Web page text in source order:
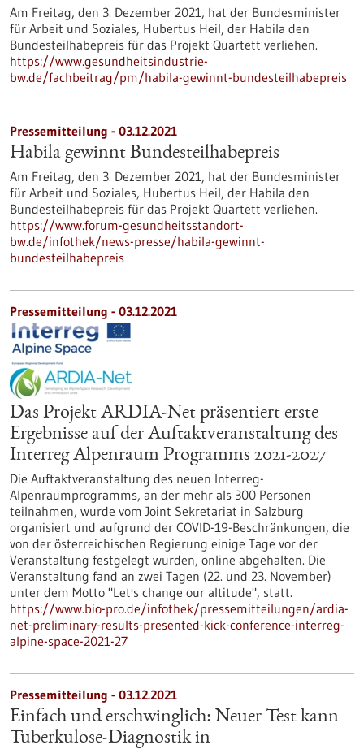
Am Freitag, den 3. Dezember 2021, hat der Bundesminister
für Arbeit und Soziales, Hubertus Heil, der Habila den
Bundesteilhabepreis für das Projekt Quartett verliehen.
https://www.gesundheitsindustrie-
bw.de/fachbeitrag/pm/habila-gewinnt-bundesteilhabepreis
Pressemitteilung - 03.12.2021
Habila gewinnt Bundesteilhabepreis
Am Freitag, den 3. Dezember 2021, hat der Bundesminister
für Arbeit und Soziales, Hubertus Heil, der Habila den
Bundesteilhabepreis für das Projekt Quartett verliehen.
https://www.forum-gesundheitsstandort-
bw.de/infothek/news-presse/habila-gewinnt-
bundesteilhabepreis
Pressemitteilung - 03.12.2021
Das Projekt ARDIA-Net präsentiert erste
Ergebnisse auf der Auftaktveranstaltung des
Interreg Alpenraum Programms 2021-2027
Die Auftaktveranstaltung des neuen Interreg-
Alpenraumprogramms, an der mehr als 300 Personen
teilnahmen, wurde vom Joint Sekretariat in Salzburg
organisiert und aufgrund der COVID-19-Beschränkungen, die
von der österreichischen Regierung einige Tage vor der
Veranstaltung festgelegt wurden, online abgehalten. Die
Veranstaltung fand an zwei Tagen (22. und 23. November)
unter dem Motto "Let's change our altitude", statt.
https://www.bio-pro.de/infothek/pressemitteilungen/ardia-
net-preliminary-results-presented-kick-conference-interreg-
alpine-space-2021-27
Pressemitteilung - 03.12.2021
Einfach und erschwinglich: Neuer Test kann
Tuberkulose-Diagnostik in